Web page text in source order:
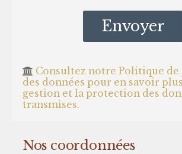
Consultez notre Politique
des données pour en savoir
gestion et la protection des
transmises.
Nos coordonnées